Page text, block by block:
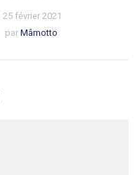
25 février 2021
par Mâmotto